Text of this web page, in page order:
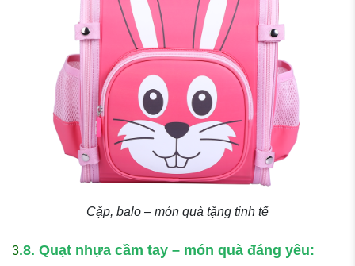
Cặp, balo – món quà tặng tinh tế
3.8. Quạt nhựa cầm tay – món quà đáng yêu: